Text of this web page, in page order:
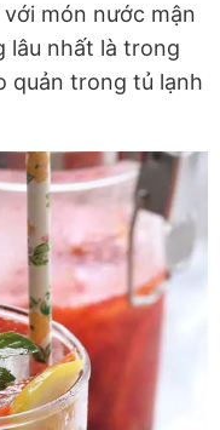
món nước mận
lâu nhất là trong
quản trong tủ lạnh